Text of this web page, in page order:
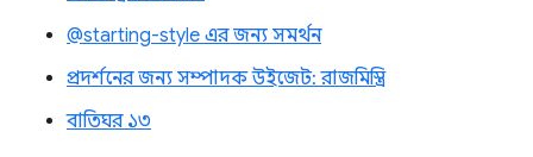
@starting-style এর জন্য সমর্থন
প্রদর্শনের জন্য সম্পাদক উইজেট: রাজমিস্ত্রি
বাতিঘর ১৩